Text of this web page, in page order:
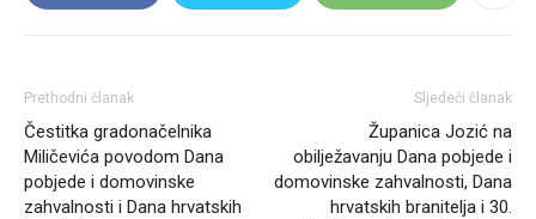
Prethodni članak
Čestitka gradonačelnika
Miličevića povodom Dana
pobjede i domovinske
zahvalnosti i Dana hrvatskih
Sljedeći članak
Županica Jozić na
obilježavanju Dana pobjede i
domovinske zahvalnosti, Dana
hrvatskih branitelja i 30.